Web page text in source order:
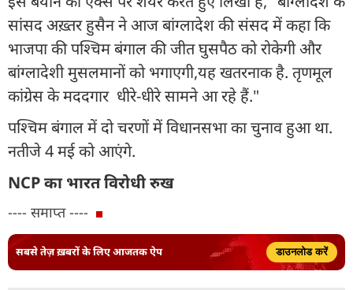
सांसद अख़्तर हुसैन ने आज बांग्लादेश की संसद में कहा कि
भाजपा की पश्चिम बंगाल की जीत घुसपैठ को रोकेगी और
बांग्लादेशी मुसलमानों को भगाएगी,यह खतरनाक है. तृणमूल
कांग्रेस के मददगार धीरे-धीरे सामने आ रहे हैं."
पश्चिम बंगाल में दो चरणों में विधानसभा का चुनाव हुआ था.
नतीजे 4 मई को आएंगे.
NCP का भारत विरोधी रुख
---- समाप्त ----
सबसे तेज़ ख़बरों के लिए आजतक ऐप डाउनलोड करें